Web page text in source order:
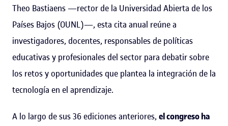
Theo Bastiaens —rector de la Universidad Abierta de los
Países Bajos (OUNL)—, esta cita anual reúne a
investigadores, docentes, responsables de políticas
educativas y profesionales del sector para debatir sobre
los retos y oportunidades que plantea la integración de la
tecnología en el aprendizaje.
A lo largo de sus 36 ediciones anteriores, el congreso ha